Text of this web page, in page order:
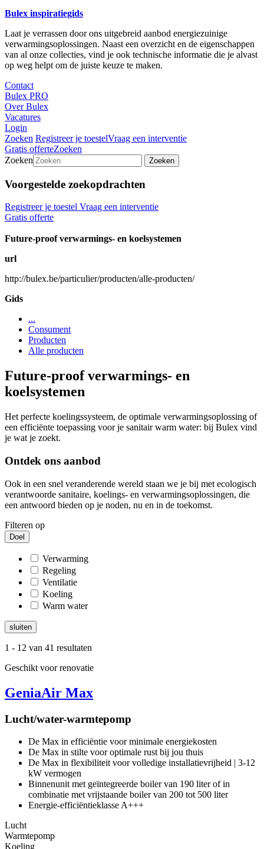
Bulex inspiratiegids
Laat je verrassen door ons uitgebreid aanbod energiezuinige
verwarmingsoplossingen. Naast een overzicht en de eigenschappen
van al onze collecties, vind je ook technische informatie die je alvast
op weg helpt om de juiste keuze te maken.
Contact
Bulex PRO
Over Bulex
Vacatures
Login
Zoeken Registreer je toestelVraag een interventie
Gratis offerteZoeken
Zoeken
Zoeken
Voorgestelde zoekopdrachten
Registreer je toestel Vraag een interventie
Gratis offerte
Future-proof verwarmings- en koelsystemen
url
http://bulex.be/particulier/producten/alle-producten/
Gids
...
Consument
Producten
Alle producten
Future-proof verwarmings- en
koelsystemen
Het perfecte koelingssysteem, de optimale verwarmingsoplossing of
een efficiënte toepassing voor je sanitair warm water: bij Bulex vind
je wat je zoekt.
Ontdek ons aanbod
Ook in een snel veranderende wereld staan we je bij met ecologisch
verantwoorde sanitaire, koelings- en verwarmingsoplossingen, die
een antwoord bieden op je noden, nu en in de toekomst.
Filteren op
Doel
Verwarming
Regeling
Ventilatie
Koeling
Warm water
sluiten
1 - 12 van 41 resultaten
Geschikt voor renovatie
GeniaAir Max
Lucht/water-warmtepomp
De Max in efficiëntie voor minimale energiekosten
De Max in stilte voor optimale rust bij jou thuis
De Max in flexibiliteit voor volledige installatievrijheid | 3-12
kW vermogen
Binnenunit met geïntegreerde boiler van 190 liter of in
combinatie met vrijstaande boiler van 200 tot 500 liter
Energie-efficiëntieklasse A+++
Lucht
Warmtepomp
Koeling